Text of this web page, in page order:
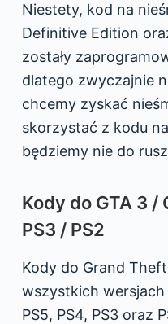
Niestety, kod na
Definitive Edition
zostały
dlatego zwyczajnie
chcemy zyskać
skorzystać z kodu
będziemy nie do
Kody do GTA 3 /
PS3 / PS2
Kody do Grand
wszystkich
PS5, PS4, PS3 oraz